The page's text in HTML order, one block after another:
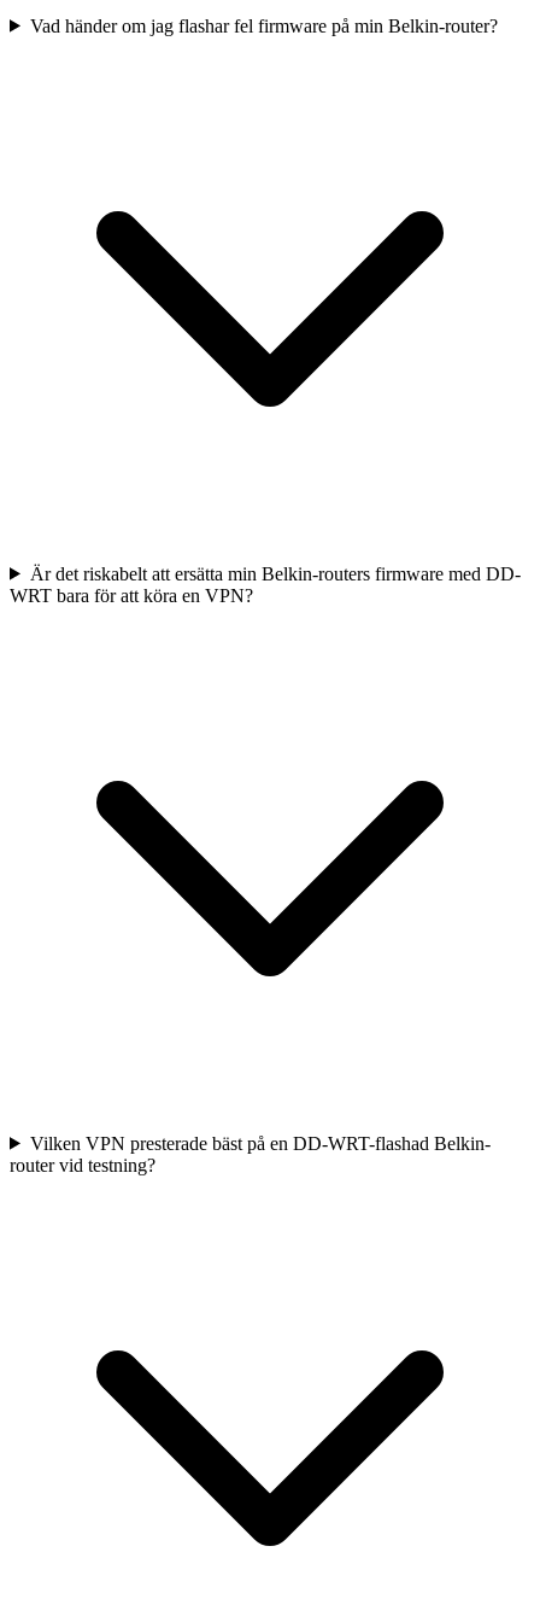
Vad händer om jag flashar fel firmware på min Belkin-router?
Är det riskabelt att ersätta min Belkin-routers firmware med DD-
WRT bara för att köra en VPN?
Vilken VPN presterade bäst på en DD-WRT-flashad Belkin-
router vid testning?